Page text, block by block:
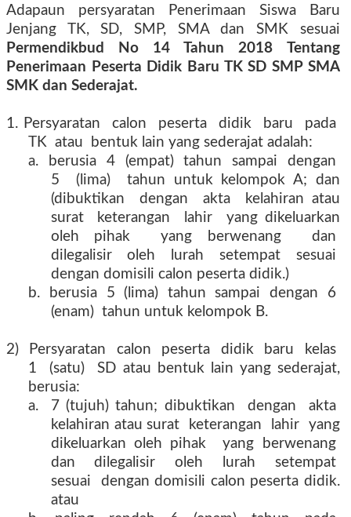
Adapaun persyaratan Penerimaan Siswa Baru
Jenjang TK, SD, SMP, SMA dan SMK sesuai
Permendikbud No 14 Tahun 2018 Tentang
Penerimaan Peserta Didik Baru TK SD SMP SMA
SMK dan Sederajat.
1. Persyaratan calon peserta didik baru
pada
TK atau
bentuk lain yang sederajat adalah:
a.
berusia 4 (empat) tahun sampai
dengan
5
(lima)
tahun untuk kelompok A; dan
(dibuktikan
dengan akta
kelahiran atau
surat
keterangan lahir
yang dikeluarkan
oleh pihak
yang berwenang
dan
dilegalisir
oleh lurah setempat
sesuai
dengan domisili calon peserta didik.)
b.
berusia 5 (lima) tahun sampai dengan
6
(enam) tahun untuk kelompok B.
2) Persyaratan calon peserta didik baru
kelas
1
(satu)
SD atau bentuk lain yang sederajat,
berusia:
a.
7 (tujuh) tahun; dibuktikan dengan
akta
kelahiran atau surat
keterangan lahir
yang
dikeluarkan oleh pihak
yang berwenang
dan
dilegalisir oleh lurah
setempat
sesuai
dengan domisili calon peserta didik.
atau